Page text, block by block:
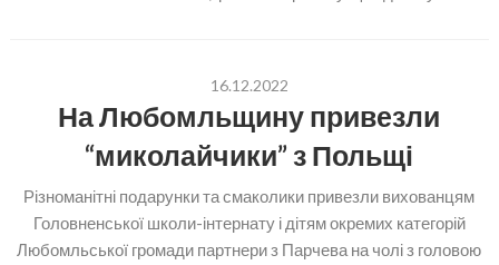
16.12.2022
На Любомльщину привезли
“миколайчики” з Польщі
Різноманітні подарунки та смаколики привезли вихованцям
Головненської школи-інтернату і дітям окремих категорій
Любомльської громади партнери з Парчева на чолі з головою